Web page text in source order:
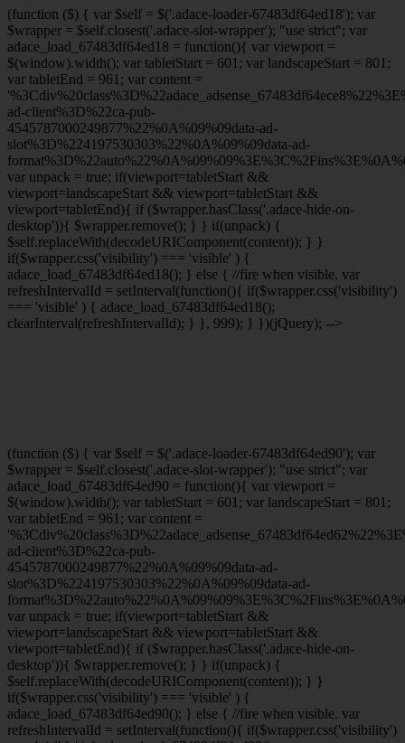
(function ($) { var $self = $('.adace-loader-67483df64ed18'); var
$wrapper = $self.closest('.adace-slot-wrapper'); "use strict"; var
adace_load_67483df64ed18 = function(){ var viewport =
$(window).width(); var tabletStart = 601; var landscapeStart = 801;
var tabletEnd = 961; var content =
ad-client%3D%22ca-pub-
4545787000249877%22%0A%09%09data-ad-
slot%3D%224197530303%22%0A%09%09data-ad-
var unpack = true; if(viewport=tabletStart &&
viewport=landscapeStart && viewport=tabletStart &&
viewport=tabletEnd){ if ($wrapper.hasClass('.adace-hide-on-
desktop')){ $wrapper.remove(); } } if(unpack) {
$self.replaceWith(decodeURIComponent(content)); } }
if($wrapper.css('visibility') === 'visible' ) {
adace_load_67483df64ed18(); } else { //fire when visible. var
refreshIntervalId = setInterval(function(){ if($wrapper.css('visibility')
=== 'visible' ) { adace_load_67483df64ed18();
clearInterval(refreshIntervalId); } }, 999); } })(jQuery); -->
(function ($) { var $self = $('.adace-loader-67483df64ed90'); var
$wrapper = $self.closest('.adace-slot-wrapper'); "use strict"; var
adace_load_67483df64ed90 = function(){ var viewport =
$(window).width(); var tabletStart = 601; var landscapeStart = 801;
var tabletEnd = 961; var content =
ad-client%3D%22ca-pub-
4545787000249877%22%0A%09%09data-ad-
slot%3D%224197530303%22%0A%09%09data-ad-
var unpack = true; if(viewport=tabletStart &&
viewport=landscapeStart && viewport=tabletStart &&
viewport=tabletEnd){ if ($wrapper.hasClass('.adace-hide-on-
desktop')){ $wrapper.remove(); } } if(unpack) {
$self.replaceWith(decodeURIComponent(content)); } }
if($wrapper.css('visibility') === 'visible' ) {
adace_load_67483df64ed90(); } else { //fire when visible. var
refreshIntervalId = setInterval(function(){ if($wrapper.css('visibility')